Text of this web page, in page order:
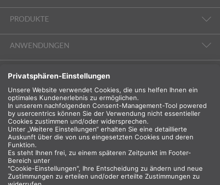
PRODUKTE
ANWENDUNGEN
UNTERNEHMEN & SERVICE
FOLGEN SIE UNS
INTERNATIONAL
DE
Deutschland